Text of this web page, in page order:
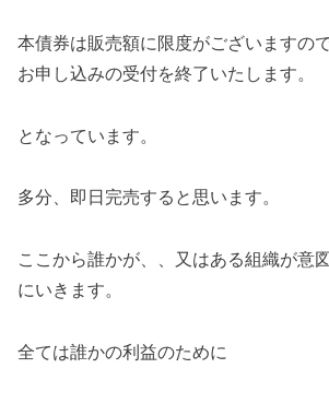
本債券は販売額に限度がございますの
お申し込みの受付を終了いたします。
となっています。
多分、即日完売すると思います。
ここから誰かが、、又はある組織が意
にいきます。
全ては誰かの利益のために